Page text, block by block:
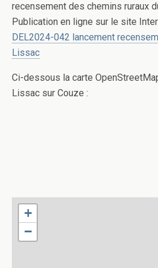
recensement des chemins ruraux
Publication en ligne sur le site
DEL2024-042 lancement
Lissac
Ci-dessous la carte
Lissac sur Couze :
+
−